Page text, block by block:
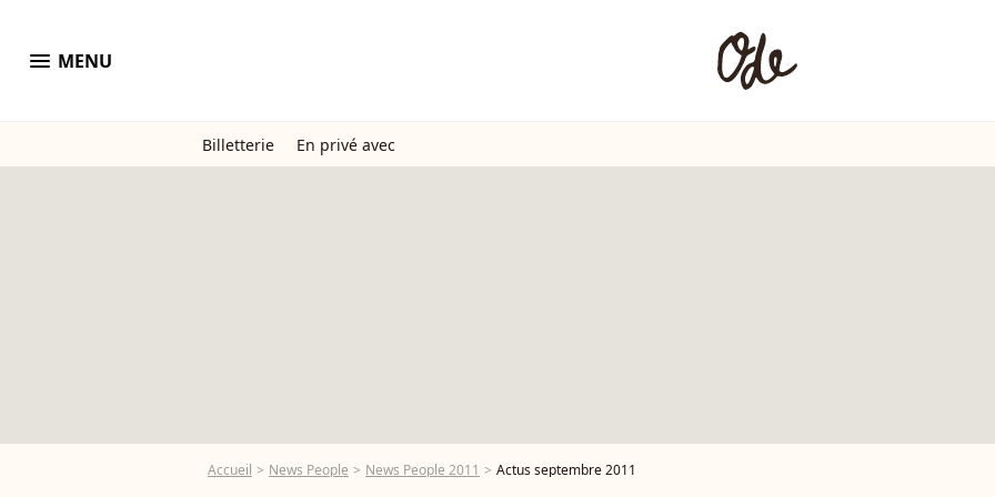
menu MENU
Billetterie En privé avec
Accueil News People News People 2011 Actus septembre 2011